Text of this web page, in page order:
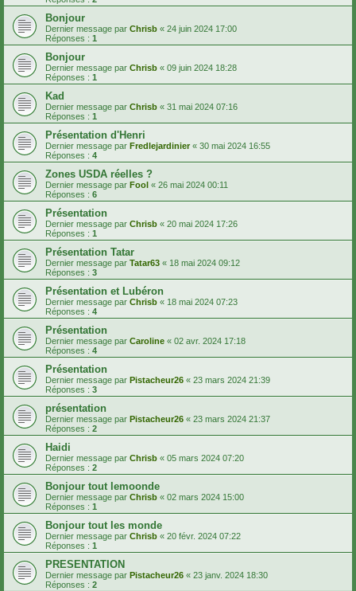
Bonjour
Dernier message par Chrisb « 24 juin 2024 17:00
Réponses : 1
Bonjour
Dernier message par Chrisb « 09 juin 2024 18:28
Réponses : 1
Kad
Dernier message par Chrisb « 31 mai 2024 07:16
Réponses : 1
Présentation d'Henri
Dernier message par Fredlejardinier« 30 mai 2024 16:55
Réponses : 4
Zones USDA réelles ?
Dernier message par Fool « 26 mai 2024 00:11
Réponses : 6
Présentation
Dernier message par Chrisb « 20 mai 2024 17:26
Réponses : 1
Présentation Tatar
Dernier message par Tatar63 « 18 mai 2024 09:12
Réponses : 3
Présentation et Lubéron
Dernier message par Chrisb « 18 mai 2024 07:23
Réponses : 4
Présentation
Dernier message par Caroline « 02 avr. 2024 17:18
Réponses : 4
Présentation
Dernier message par Pistacheur26 « 23 mars 2024 21:39
Réponses : 3
présentation
Dernier message par Pistacheur26 « 23 mars 2024 21:37
Réponses : 2
Haidi
Dernier message par Chrisb « 05 mars 2024 07:20
Réponses : 2
Bonjour tout lemoonde
Dernier message par Chrisb « 02 mars 2024 15:00
Réponses : 1
Bonjour tout les monde
Dernier message par Chrisb « 20 févr. 2024 07:22
Réponses : 1
PRESENTATION
Dernier message par Pistacheur26 « 23 janv. 2024 18:30
Réponses : 2